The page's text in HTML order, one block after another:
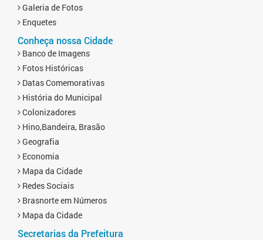
Galeria de Fotos
Enquetes
Conheça nossa Cidade
Banco de Imagens
Fotos Históricas
Datas Comemorativas
História do Municipal
Colonizadores
Hino,Bandeira, Brasão
Geografia
Economia
Mapa da Cidade
Redes Sociais
Brasnorte em Números
Mapa da Cidade
Secretarias da Prefeitura